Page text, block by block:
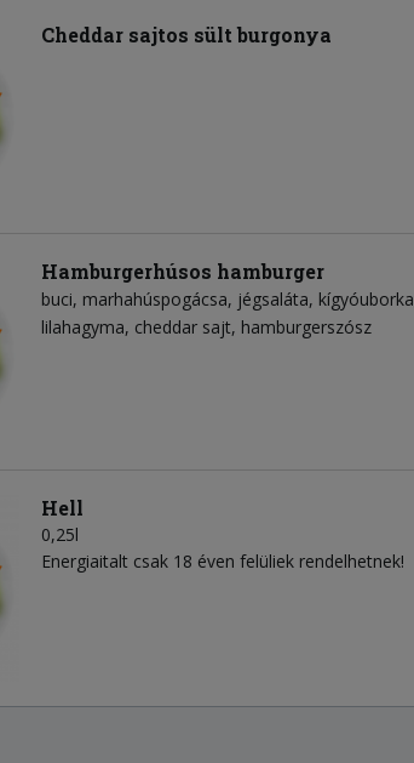
Cheddar sajtos sült burgonya
Hamburgerhúsos hamburger
buci marhahúspogácsa jégsaláta kígyóuborka
lilahagyma cheddar sajt hamburgerszósz
Hell
0,25l
Energiaitalt csak 18 éven felüliek rendelhetnek!